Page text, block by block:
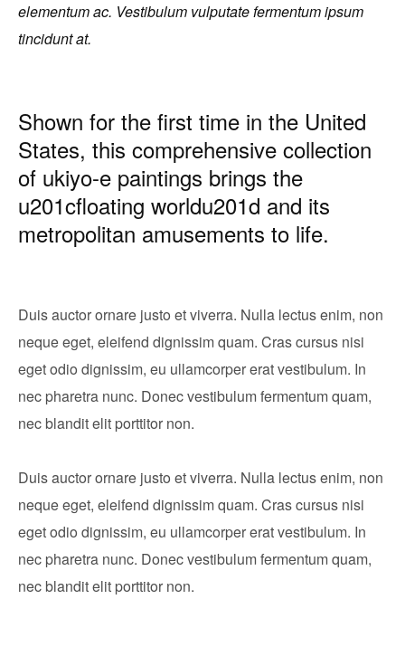
elementum ac. Vestibulum vulputate fermentum ipsum
tincidunt at.
Shown for the first time in the United
States, this comprehensive collection
of ukiyo-e paintings brings the
u201cfloating worldu201d and its
metropolitan amusements to life.
Duis auctor ornare justo et viverra. Nulla lectus enim, non
neque eget, eleifend dignissim quam. Cras cursus nisi
eget odio dignissim, eu ullamcorper erat vestibulum. In
nec pharetra nunc. Donec vestibulum fermentum quam,
nec blandit elit porttitor non.
Duis auctor ornare justo et viverra. Nulla lectus enim, non
neque eget, eleifend dignissim quam. Cras cursus nisi
eget odio dignissim, eu ullamcorper erat vestibulum. In
nec pharetra nunc. Donec vestibulum fermentum quam,
nec blandit elit porttitor non.